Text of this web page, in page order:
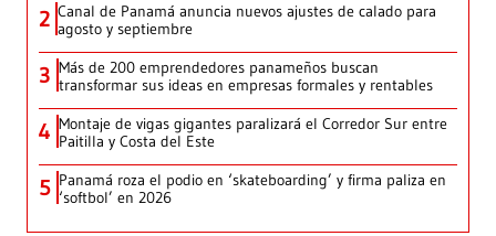
2 Canal de Panamá anuncia nuevos ajustes de calado para
agosto y septiembre
3 Más de 200 emprendedores panameños buscan
transformar sus ideas en empresas formales y rentables
4 Montaje de vigas gigantes paralizará el Corredor Sur entre
Paitilla y Costa del Este
5 Panamá roza el podio en ‘skateboarding’ y firma paliza en
‘softbol’ en 2026